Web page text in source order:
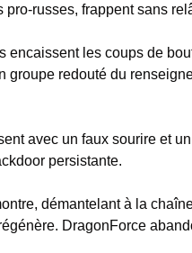
pro-russes, frappent sans
les coups de
redouté du
avec un faux sourire et
persistante.
démantelant à la
DragonForce